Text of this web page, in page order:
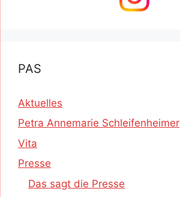
PAS
Aktuelles
Petra Annemarie Schleifenheimer
Vita
Presse
Das sagt die Presse